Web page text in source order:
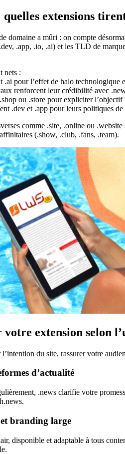
quelles extensions
domaine a mûri : on compte
.app, .io, .ai) et les TLD de
nets :
.ai pour l’effet de halo technologique
renforcent leur crédibilité avec
ou .store pour expliciter
.dev et .app pour leurs politiques
comme .site, .online ou
(.show, .club, .fans, .team).
extension selon
du site, rassurer votre
d’actualité
.news clarifie votre
branding large
disponible et adaptable à tous